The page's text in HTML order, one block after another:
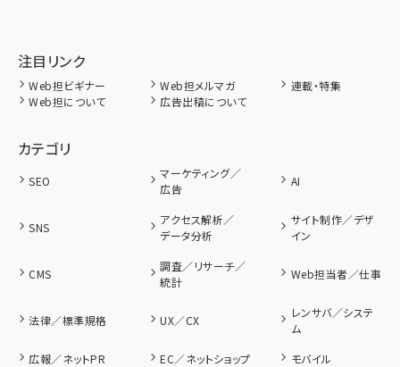
注目リンク
Web担ビギナー Web担メルマガ
連載・特集
Web担について
広告出稿について
カテゴリ
SEO
マーケティング／
広告
AI
SNS
アクセス解析／
データ分析
サイト制作／デザ
イン
CMS
調査／リサーチ／
統計
Web担当者／仕事
法律／標準規格 UX／CX
レンサバ／システ
ム
広報／ネットPR
EC／ネットショップ
モバイル